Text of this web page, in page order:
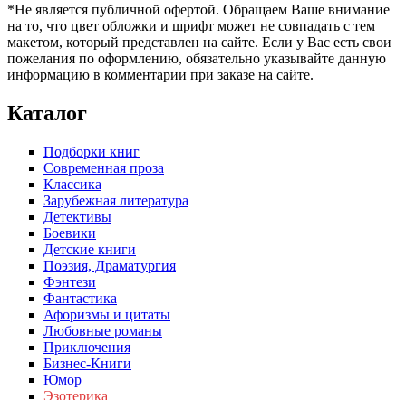
*Не является публичной офертой. Обращаем Ваше внимание
на то, что цвет обложки и шрифт может не совпадать с тем
макетом, который представлен на сайте. Если у Вас есть свои
пожелания по оформлению, обязательно указывайте данную
информацию в комментарии при заказе на сайте.
Каталог
Подборки книг
Современная проза
Классика
Зарубежная литература
Детективы
Боевики
Детские книги
Поэзия, Драматургия
Фэнтези
Фантастика
Афоризмы и цитаты
Любовные романы
Приключения
Бизнес-Книги
Юмор
Эзотерика